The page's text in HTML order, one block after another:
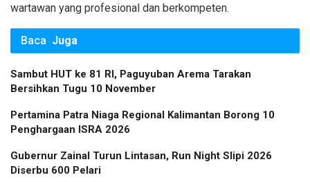
wartawan yang profesional dan berkompeten.
Baca Juga
Sambut HUT ke 81 RI, Paguyuban Arema Tarakan
Bersihkan Tugu 10 November
Pertamina Patra Niaga Regional Kalimantan Borong 10
Penghargaan ISRA 2026
Gubernur Zainal Turun Lintasan, Run Night Slipi 2026
Diserbu 600 Pelari